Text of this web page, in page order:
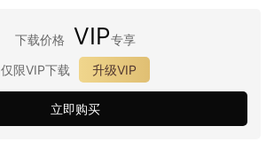
下载价格 VIP专享
仅限VIP下载
升级VIP
立即购买